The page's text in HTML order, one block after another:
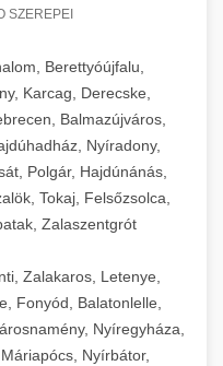
SZEREPEI
Berettyóújfalu,
Karcag, Derecske,
Balmazújváros,
Nyíradony,
Polgár, Hajdúnánás,
Tokaj, Felsőzsolca,
Zalaszentgrót
Zalakaros, Letenye,
Fonyód, Balatonlelle,
Nyíregyháza,
Nyírbátor,